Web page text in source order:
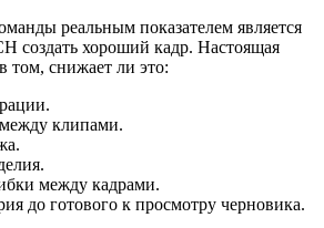
реальным показателем является
создать хороший кадр. Настоящая
том, снижает ли это:
клипами.
между кадрами.
до готового к просмотру черновика.